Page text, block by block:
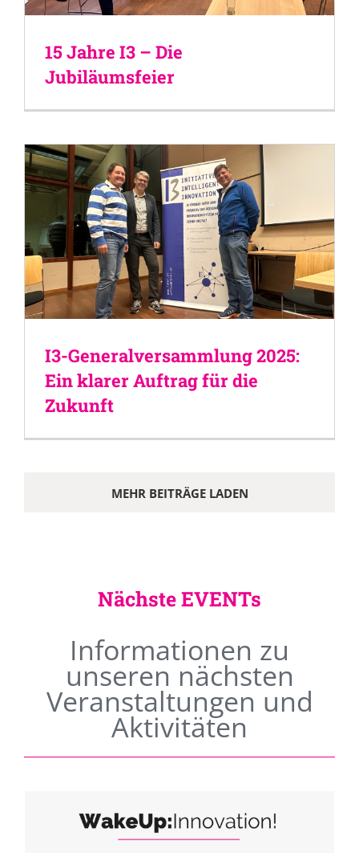
15 Jahre I3 – Die
Jubiläumsfeier
I3-Generalversammlung 2025:
Ein klarer Auftrag für die
Zukunft
MEHR BEITRÄGE LADEN
Nächste EVENTs
Informationen zu
unseren nächsten
Veranstaltungen und
Aktivitäten